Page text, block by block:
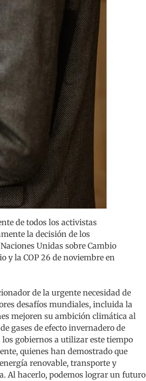
de todos los activistas
la decisión de los
Unidas sobre Cambio
y la COP 26 de noviembre en
de la urgente necesidad de
desafíos mundiales, incluida la
mejoren su ambición climática al
gases de efecto invernadero de
gobiernos a utilizar este tiempo
quienes han demostrado que
renovable, transporte y
Al hacerlo, podemos lograr un futuro